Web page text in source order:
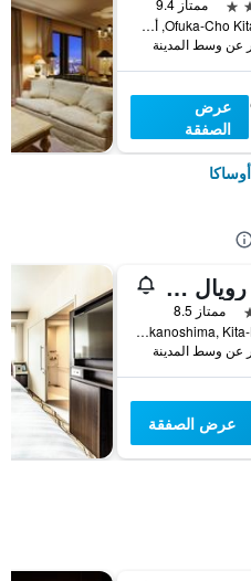
ممتاز 9.4
3-60, Ofuka-Cho Kita-ku, أوساكا, اليابان
عرض
الصفقة
ريويجا رويال هو هوتل أوساكا، فينيت كوليكش باي آيتش جي
ممتاز 8.5
5-3-68 Nakanoshima, Kita-Ku, أوساكا, اليابان
عرض الصفقة